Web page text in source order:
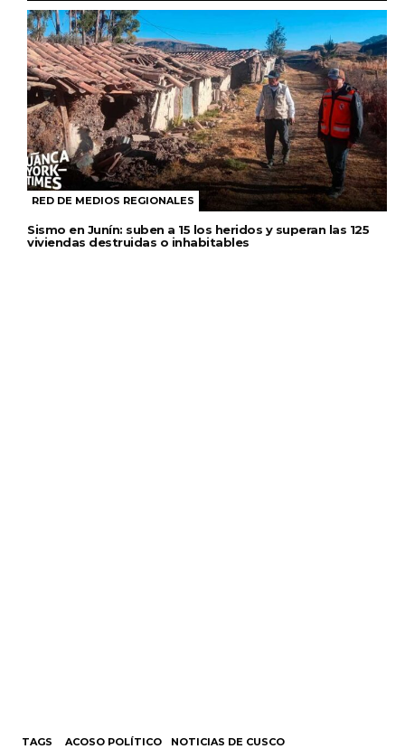
RED DE MEDIOS REGIONALES
Sismo en Junín: suben a 15 los heridos y superan las 125
viviendas destruidas o inhabitables
TAGS ACOSO POLÍTICO
NOTICIAS DE CUSCO